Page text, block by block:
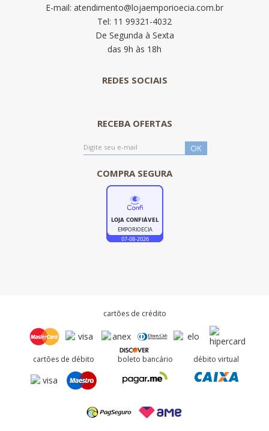
E-mail: atendimento@lojaemporioecia.com.br
Tel: 11 99321-4032
De Segunda à Sexta
das 9h às 18h
REDES SOCIAIS
RECEBA OFERTAS
COMPRA SEGURA
cartões de crédito
cartões de débito boleto bancário débito virtual